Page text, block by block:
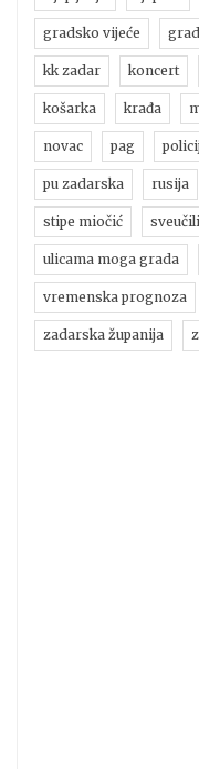
gradsko vijeće
kk zadar koncert
košarka krađa
novac pag
pu zadarska rusija
stipe miočić
ulicama moga grada
vremenska prognoza
zadarska županija